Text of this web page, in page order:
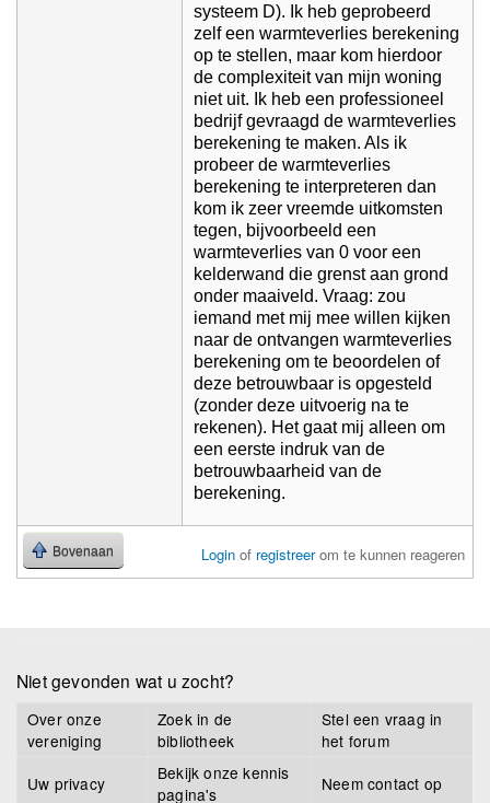
systeem D). Ik heb geprobeerd
zelf een warmteverlies berekening
op te stellen, maar kom hierdoor
de complexiteit van mijn woning
niet uit. Ik heb een professioneel
bedrijf gevraagd de warmteverlies
berekening te maken. Als ik
probeer de warmteverlies
berekening te interpreteren dan
kom ik zeer vreemde uitkomsten
tegen, bijvoorbeeld een
warmteverlies van 0 voor een
kelderwand die grenst aan grond
onder maaiveld. Vraag: zou
iemand met mij mee willen kijken
naar de ontvangen warmteverlies
berekening om te beoordelen of
deze betrouwbaar is opgesteld
(zonder deze uitvoerig na te
rekenen). Het gaat mij alleen om
een eerste indruk van de
betrouwbaarheid van de
berekening.
Bovenaan Login of registreerom te kunnen reageren
Niet gevonden wat u zocht?
Over onze
vereniging
Zoek in de
bibliotheek
Stel een vraag in
het forum
Uw privacy
Bekijk onze kennis
pagina's
Neem contact op